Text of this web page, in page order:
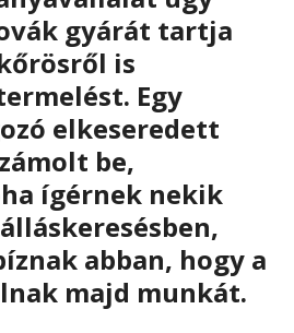
gyárát tartja
is
Egy
elkeseredett
be,
ígérnek nekik
abban, hogy a
majd munkát.